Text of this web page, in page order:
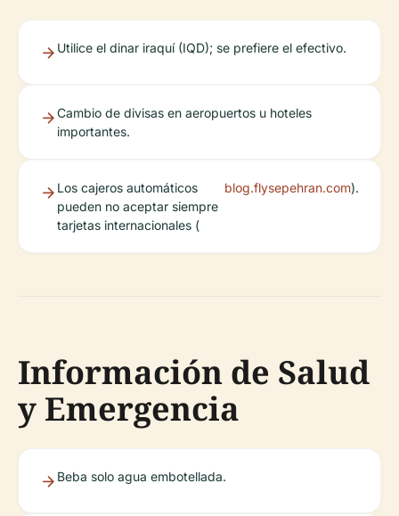
Utilice el dinar iraquí (IQD); se prefiere el efectivo.
Cambio de divisas en aeropuertos u hoteles
importantes.
Los cajeros automáticos
pueden no aceptar siempre
tarjetas internacionales (
blog.flysepehran.com).
Información de Salud
y Emergencia
Beba solo agua embotellada.